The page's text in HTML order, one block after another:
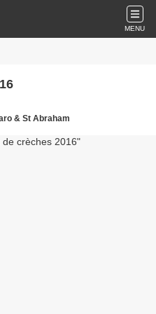
MENU
& St Abraham